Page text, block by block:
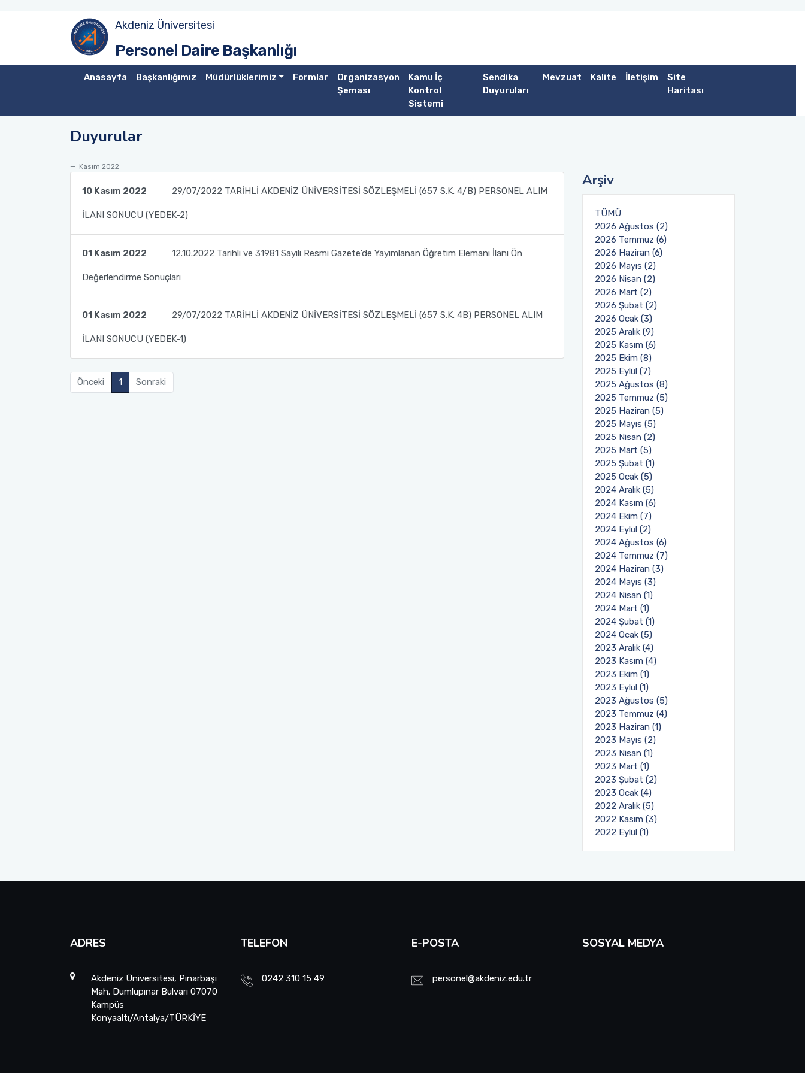
Akdeniz Üniversitesi
Personel Daire Başkanlığı
Anasayfa Başkanlığımız Müdürlüklerimiz Formlar
Organizasyon
Şeması
Kamu İç
Kontrol
Sistemi
Sendika
Duyuruları
Mevzuat Kalite İletişim
Site
Haritası
Duyurular
Kasım 2022
10 Kasım 2022 29/07/2022 TARİHLİ AKDENİZ ÜNİVERSİTESİ SÖZLEŞMELİ (657 S.K. 4/B) PERSONEL ALIM
İLANI SONUCU (YEDEK-2)
01 Kasım 2022 12.10.2022 Tarihli ve 31981 Sayılı Resmi Gazete'de Yayımlanan Öğretim Elemanı İlanı Ön
Değerlendirme Sonuçları
01 Kasım 2022 29/07/2022 TARİHLİ AKDENİZ ÜNİVERSİTESİ SÖZLEŞMELİ (657 S.K. 4B) PERSONEL ALIM
İLANI SONUCU (YEDEK-1)
Önceki 1 Sonraki
Arşiv
TÜMÜ
2026 Ağustos (2)
2026 Temmuz (6)
2026 Haziran (6)
2026 Mayıs (2)
2026 Nisan (2)
2026 Mart (2)
2026 Şubat (2)
2026 Ocak (3)
2025 Aralık (9)
2025 Kasım (6)
2025 Ekim (8)
2025 Eylül (7)
2025 Ağustos (8)
2025 Temmuz (5)
2025 Haziran (5)
2025 Mayıs (5)
2025 Nisan (2)
2025 Mart (5)
2025 Şubat (1)
2025 Ocak (5)
2024 Aralık (5)
2024 Kasım (6)
2024 Ekim (7)
2024 Eylül (2)
2024 Ağustos (6)
2024 Temmuz (7)
2024 Haziran (3)
2024 Mayıs (3)
2024 Nisan (1)
2024 Mart (1)
2024 Şubat (1)
2024 Ocak (5)
2023 Aralık (4)
2023 Kasım (4)
2023 Ekim (1)
2023 Eylül (1)
2023 Ağustos (5)
2023 Temmuz (4)
2023 Haziran (1)
2023 Mayıs (2)
2023 Nisan (1)
2023 Mart (1)
2023 Şubat (2)
2023 Ocak (4)
2022 Aralık (5)
2022 Kasım (3)
2022 Eylül (1)
ADRES
Akdeniz Üniversitesi, Pınarbaşı
Mah. Dumlupınar Bulvarı 07070
Kampüs
Konyaaltı/Antalya/TÜRKİYE
TELEFON
0242 310 15 49
E-POSTA
personel@akdeniz.edu.tr
SOSYAL MEDYA
Akademik Atama Şube Müdürlüğü
Akademik Görevlendirme ve Evrak Kayıt Şube Müdürlüğü
İşçi Şube Müdürlüğü
Sicil ve Disiplin İşlemleri Şube Müdürlüğü